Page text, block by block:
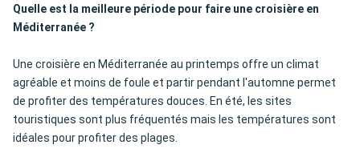
Quelle est la meilleure période pour faire une croisière en
Méditerranée ?
Une croisière en Méditerranée au printemps offre un climat
agréable et moins de foule et partir pendant l'automne permet
de profiter des températures douces. En été, les sites
touristiques sont plus fréquentés mais les températures sont
idéales pour profiter des plages.